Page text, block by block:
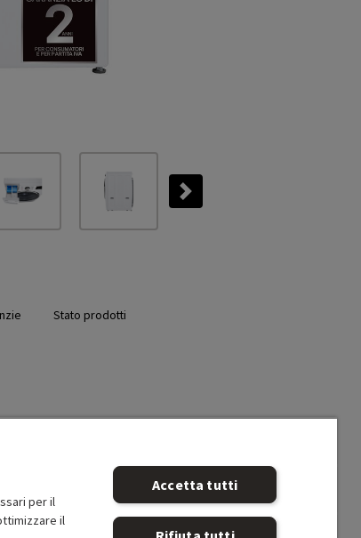
Next
Stato prodotti
per il
il
Accetta tutti